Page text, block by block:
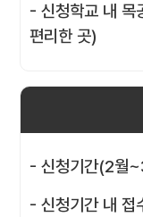
- 신청학교 내 목
편리한 곳)
- 신청기간(2월
- 신청기간 내 접